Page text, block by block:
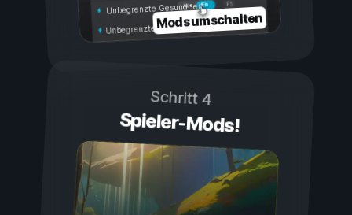
Ein
Aus
Unbegrenzte Gesundheit
Unbegrenzte AusdauerMods umschalten
Schritt 4
Spieler-Mods!